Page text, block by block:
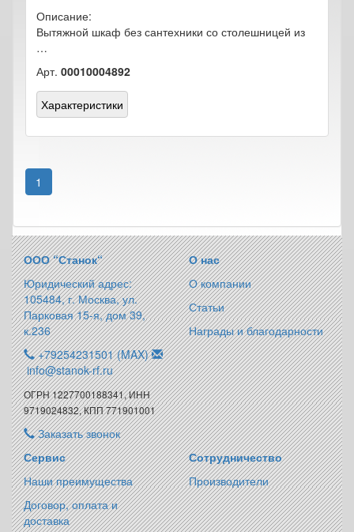
Описание:
Вытяжной шкаф без сантехники со столешницей из
…
Арт. 00010004892
Характеристики
1
ООО “Станок“
Юридический адрес:
105484, г. Москва, ул.
Парковая 15-я, дом 39,
к.236
+79254231501 (MAX)
info@stanok-rf.ru
ОГРН 1227700188341, ИНН
9719024832, КПП 771901001
Заказать звонок
О нас
О компании
Статьи
Награды и благодарности
Сервис
Наши преимущества
Договор, оплата и
доставка
Сотрудничество
Производители